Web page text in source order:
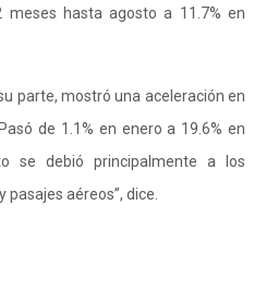
meses hasta agosto a 11.7% en
parte, mostró una aceleración en
de 1.1% en enero a 19.6% en
se debió principalmente a los
aéreos”, dice.